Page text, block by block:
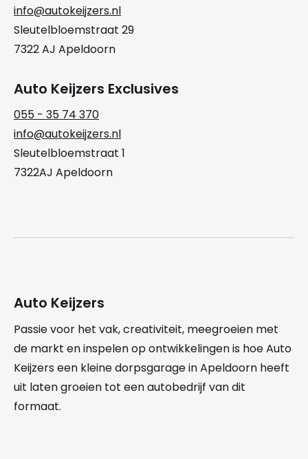
info@autokeijzers.nl
Sleutelbloemstraat 29
7322 AJ Apeldoorn
Auto Keijzers Exclusives
055 - 35 74 370
info@autokeijzers.nl
Sleutelbloemstraat 1
7322AJ Apeldoorn
Auto Keijzers
Passie voor het vak, creativiteit, meegroeien met
de markt en inspelen op ontwikkelingen is hoe Auto
Keijzers een kleine dorpsgarage in Apeldoorn heeft
uit laten groeien tot een autobedrijf van dit
formaat.